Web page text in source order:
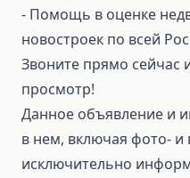
- Помощь в оценке
новостроек по всей
Звоните прямо сейчас
просмотр!
Данное объявление и
в нем, включая фото- и
исключительно